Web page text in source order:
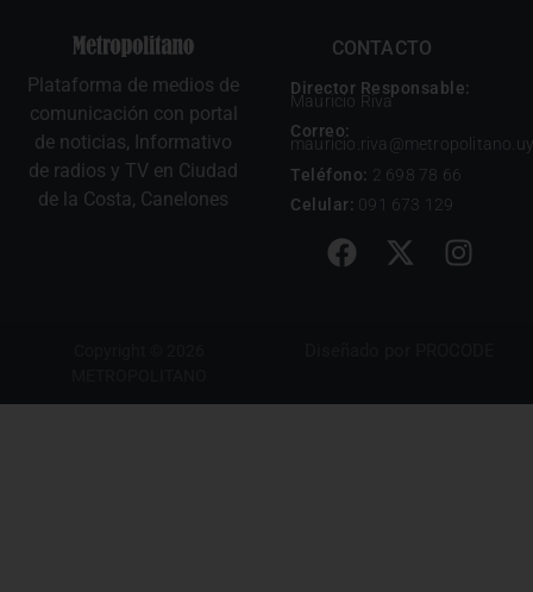
Plataforma de medios de
comunicación con portal
de noticias, Informativo
de radios y TV en Ciudad
de la Costa, Canelones
CONTACTO
Director Responsable:
Mauricio Riva
Correo:
mauricio.riva@metropolitano.uy
Teléfono: 2 698 78 66
Celular: 091 673 129